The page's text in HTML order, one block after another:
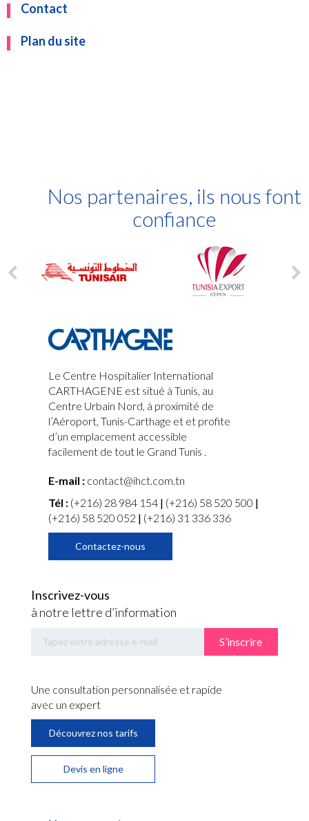
Contact
Plan du site
Nos partenaires, ils nous font
confiance
Inscrivez-vous
à notre lettre d’information
S’inscrire
Une consultation personnalisée et rapide
avec un expert
Découvrez nos tarifs
Devis en ligne
Le Centre Hospitalier International
CARTHAGENE est situé à Tunis, au
Centre Urbain Nord, à proximité de
l’Aéroport, Tunis-Carthage et et profite
d’un emplacement accessible
facilement de tout le Grand Tunis .
E-mail : contact@ihct.com.tn
Tél : (+216) 28 984 154 | (+216) 58 520 500 |
(+216) 58 520 052 | (+216) 31 336 336
Contactez-nous